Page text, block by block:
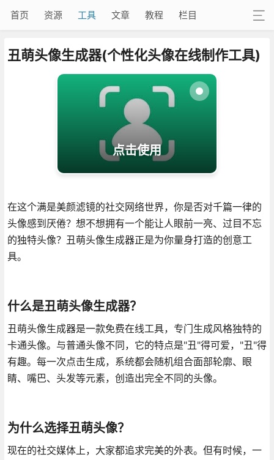
首页 资源 工具 文章 教程 栏目
丑萌头像生成器(个性化头像在线制作工具)
点击使用
在这个满是美颜滤镜的社交网络世界，你是否对千篇一律的
头像感到厌倦？想不想拥有一个能让人眼前一亮、过目不忘
的独特头像？丑萌头像生成器正是为你量身打造的创意工
具。
什么是丑萌头像生成器？
丑萌头像生成器是一款免费在线工具，专门生成风格独特的
卡通头像。与普通头像不同，它的特点是"丑"得可爱，"丑"得
有趣。每一次点击生成，系统都会随机组合面部轮廓、眼
睛、嘴巴、头发等元素，创造出完全不同的头像。
为什么选择丑萌头像？
现在的社交媒体上，大家都追求完美的外表。但有时候，一